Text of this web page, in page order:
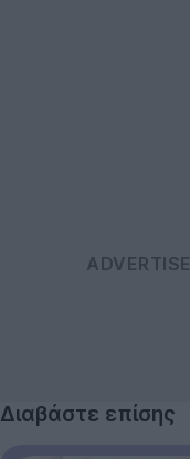
Διαβάστε επίσης